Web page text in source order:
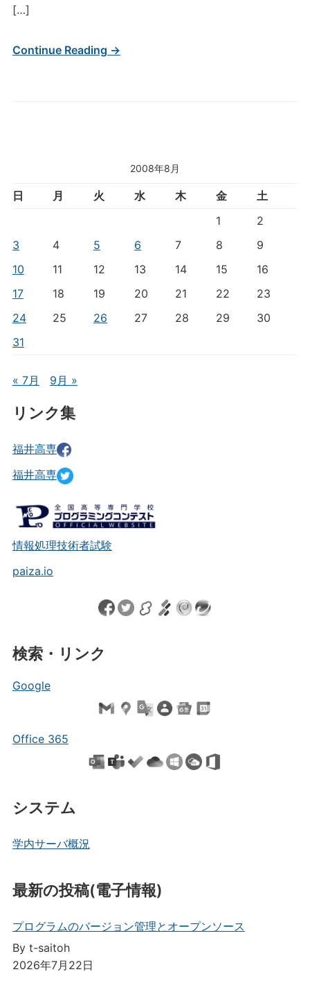
2008年8月
日 月 火 水 木 金
土
1
2
3
4 5 6 7 8
9
10
11 12 13 14 15
16
17
18 19 20 21 22
23
24
25 26 27 28 29
30
31
« 7月 9月 »
リンク集
福井高専
福井高専
情報処理技術者試験
paiza.io
検索・リンク
Google
Office 365
[…]
Continue Reading →
システム
学内サーバ概況
最新の投稿(電子情報)
プログラムのバージョン管理とオープンソース
By t-saitoh
2026年7月22日